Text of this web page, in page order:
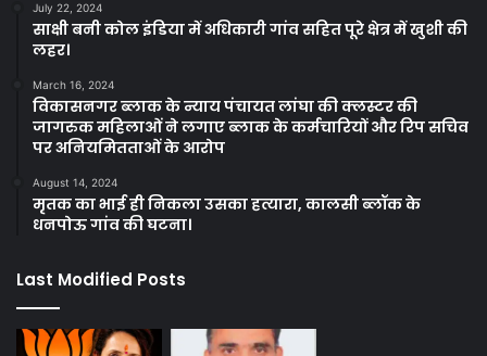
July 22, 2024
साक्षी बनी कोल इंडिया में अधिकारी गांव सहित पूरे क्षेत्र में खुशी की
लहर।
March 16, 2024
विकासनगर ब्लाक के न्याय पंचायत लांघा की क्लस्टर की
जागरुक महिलाओं ने लगाए ब्लाक के कर्मचारियों और रिप सचिव
पर अनियमितताओं के आरोप
August 14, 2024
मृतक का भाई ही निकला उसका हत्यारा, कालसी ब्लॉक के
धनपोऊ गांव की घटना।
Last Modified Posts